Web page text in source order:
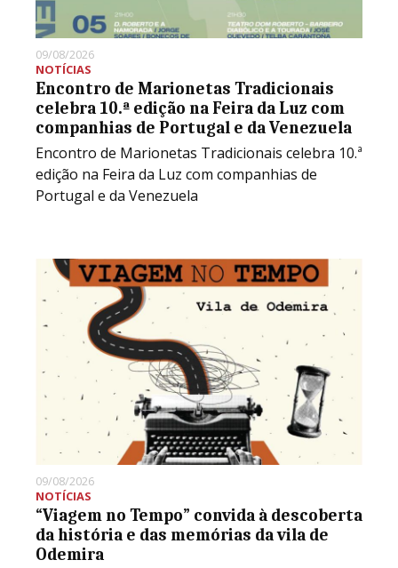
09/08/2026
NOTÍCIAS
Encontro de Marionetas Tradicionais
celebra 10.ª edição na Feira da Luz com
companhias de Portugal e da Venezuela
Encontro de Marionetas Tradicionais celebra 10.ª
edição na Feira da Luz com companhias de
Portugal e da Venezuela
09/08/2026
NOTÍCIAS
“Viagem no Tempo” convida à descoberta
da história e das memórias da vila de
Odemira